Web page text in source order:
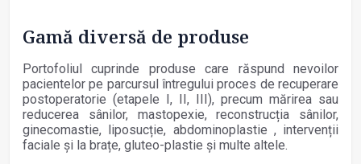
Gamă diversă de produse
Portofoliul cuprinde produse care răspund nevoilor
pacientelor pe parcursul întregului proces de recuperare
postoperatorie (etapele I, II, III), precum mărirea sau
reducerea sânilor, mastopexie, reconstrucția sânilor,
ginecomastie, liposucție, abdominoplastie , intervenții
faciale și la brațe, gluteo-plastie și multe altele.